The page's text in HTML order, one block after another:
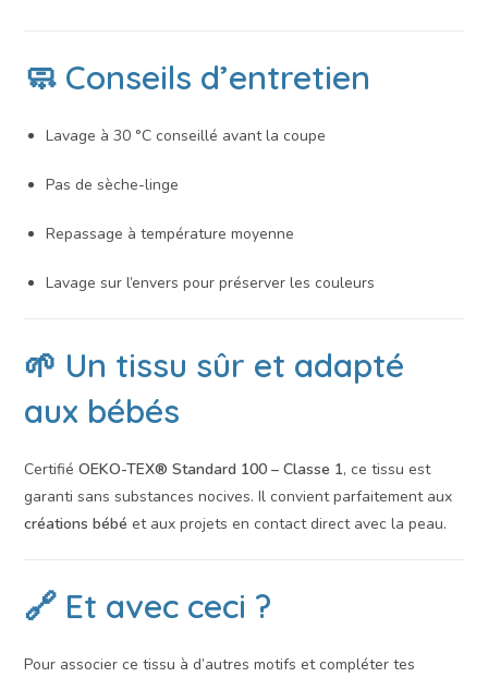
🧼 Conseils d’entretien
Lavage à 30 °C conseillé avant la coupe
Pas de sèche-linge
Repassage à température moyenne
Lavage sur l’envers pour préserver les couleurs
🌱 Un tissu sûr et adapté
aux bébés
CertifiéOEKO-TEX® Standard 100 – Classe 1, ce tissu est
garanti sans substances nocives. Il convient parfaitement aux
créations bébé et aux projets en contact direct avec la peau.
🔗 Et avec ceci ?
Pour associer ce tissu à d’autres motifs et compléter tes